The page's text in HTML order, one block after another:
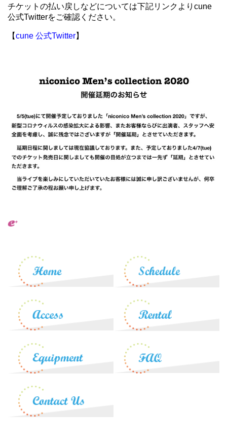
チケットの払い戻しなどについては下記リンクよりcune
公式Twitterをご確認ください。
【cune 公式Twitter】